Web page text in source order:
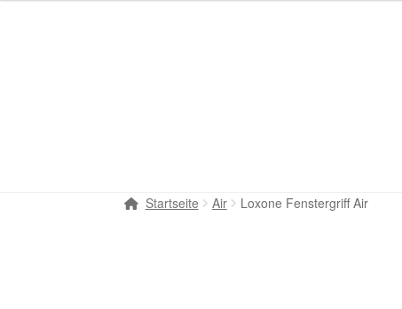
Startseite Air Loxone Fenstergriff Air